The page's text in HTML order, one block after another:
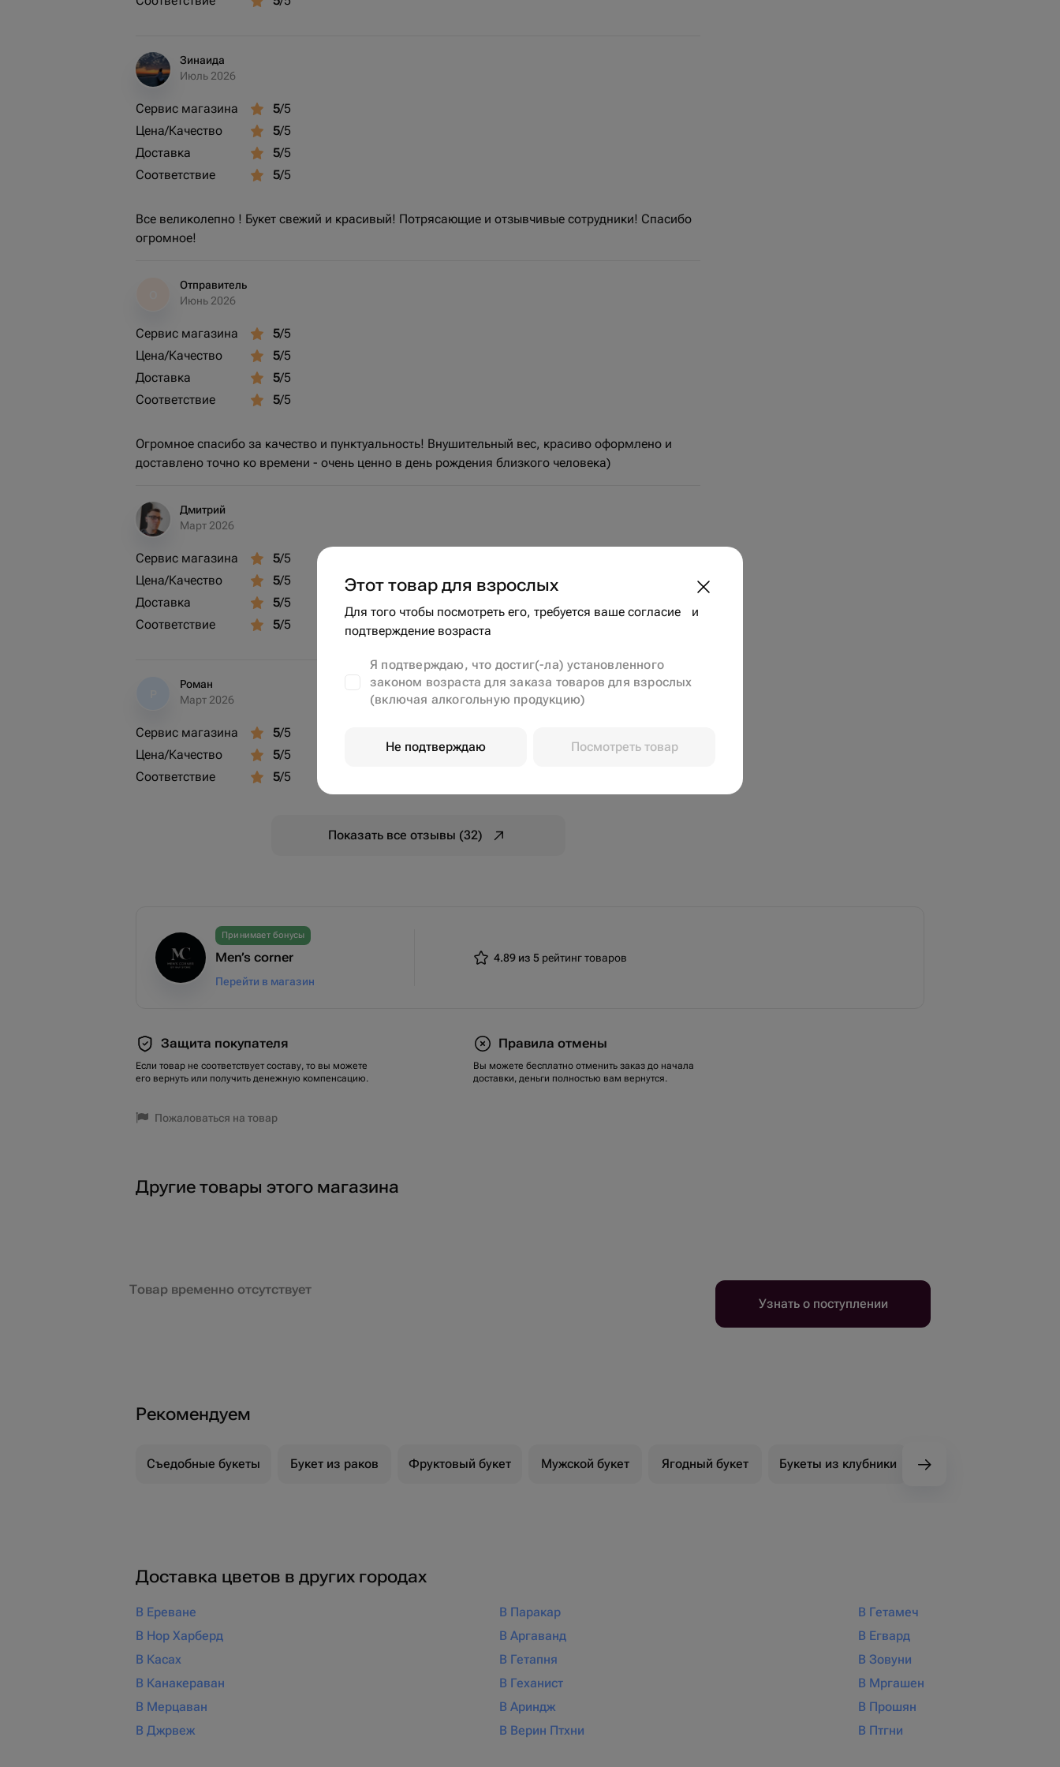
Зинаида
Июль 2026
Сервис магазина 5/5
Цена/Качество
5/5
Доставка
5/5
Соответствие
5/5
Все великолепно ! Букет свежий и красивый! Потрясающие и отзывчивые сотрудники! Спасибо
огромное!
Отправитель
Июнь 2026
Сервис магазина 5/5
Цена/Качество
5/5
Доставка
5/5
Соответствие
5/5
Огромное спасибо за качество и пунктуальность! Внушительный вес, красиво оформлено и
доставлено точно ко времени - очень ценно в день рождения близкого человека)
Дмитрий
Март 2026
Сервис магазина 5/5
Цена/Качество
5/5
Доставка
5/5
Соответствие
5/5
Роман
Март 2026
Сервис магазина 5/5
Цена/Качество
5/5
Соответствие
5/5
Показать все отзывы (32)
Принимает бонусы
Men’s corner
Перейти в магазин
4.89 из 5 рейтинг товаров
Защита покупателя
Если товар не соответствует составу, то вы можете
его вернуть или получить денежную компенсацию.
Правила отмены
Вы можете бесплатно отменить заказ до начала
доставки, деньги полностью вам вернутся.
Пожаловаться на товар
Другие товары этого магазина
Товар временно отсутствует
Узнать о поступлении
Рекомендуем
Съедобные букеты Букет из раков Фруктовый букет Мужской букет Ягодный букет Букеты из клубники Букет из конфет
Доставка цветов в других городах
В Ереване
В Нор Харберд
В Касах
В Канакераван
В Мерцаван
В Джрвеж
В Паракар
В Аргаванд
В Гетапня
В Геханист
В Ариндж
В Верин Птхни
В Гетамеч
В Егвард
В Зовуни
В Мргашен
В Прошян
В Птгни
Этот товар для взрослых
Для того чтобы посмотреть его, требуется ваше согласие и
подтверждение возраста
Я подтверждаю, что достиг(-ла) установленного
законом возраста для заказа товаров для взрослых
(включая алкогольную продукцию)
Не подтверждаю Посмотреть товар